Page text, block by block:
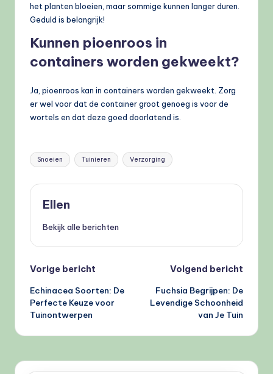
het planten bloeien, maar sommige kunnen langer duren.
Geduld is belangrijk!
Kunnen pioenroos in
containers worden gekweekt?
Ja, pioenroos kan in containers worden gekweekt. Zorg
er wel voor dat de container groot genoeg is voor de
wortels en dat deze goed doorlatend is.
Tags:
Snoeien Tuinieren Verzorging
Ellen
Bekijk alle berichten
Bericht
navigatie
Vorige bericht
Echinacea Soorten: De
Perfecte Keuze voor
Tuinontwerpen
Volgend bericht
Fuchsia Begrijpen: De
Levendige Schoonheid
van Je Tuin